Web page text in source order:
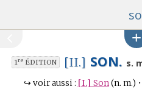
1reÉDITION [II.] SON. s.
↪ voir aussi : [I.] Son (n. m.) •